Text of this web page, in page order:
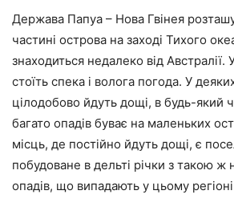
Держава Папуа – Нова Гвінея
частині острова на заході Тихого
знаходиться недалеко від Австралії.
стоїть спека і волога погода. У
цілодобово йдуть дощі, в будь-який
багато опадів буває на маленьких
місць, де постійно йдуть дощі, є
побудоване в дельті річки з такою ж
опадів, що випадають у цьому